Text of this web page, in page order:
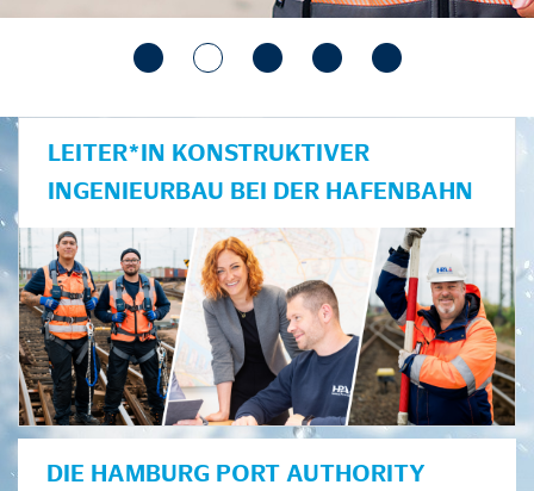
LEITER*IN KONSTRUKTIVER
INGENIEURBAU BEI DER HAFENBAHN
DIE HAMBURG PORT AUTHORITY